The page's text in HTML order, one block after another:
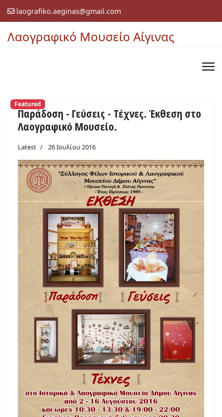
laografiko.aeginas@gmail.com
Λαογραφικό Μουσείο Αίγινας
Featured
Παράδοση - Γεύσεις - Τέχνες. Έκθεση στο
Λαογραφικό Μουσείο.
Latest 26 Ιουλίου 2016